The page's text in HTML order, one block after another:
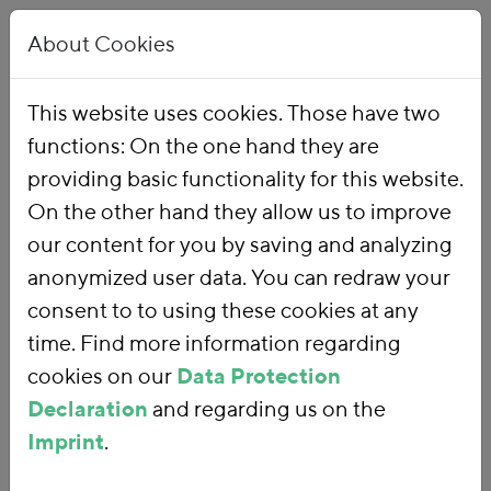
Our Work Topics Environmental Financial Reform
Environmental
Financial Reform
With an environmental financial
reform
About Cookies
This website uses cookies. Those have two
functions: On the one hand they are
providing basic functionality for this website.
On the other hand they allow us to improve
our content for you by saving and analyzing
anonymized user data. You can redraw your
consent to to using these cookies at any
time. Find more information regarding
cookies on our Data Protection
Declaration and regarding us on the
Imprint.